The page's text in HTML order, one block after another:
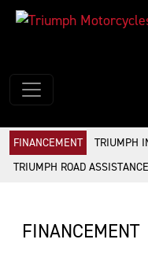
FINANCEMENT
TRIUMPH
TRIUMPH ROAD ASSISTANCE
FINANCEMENT